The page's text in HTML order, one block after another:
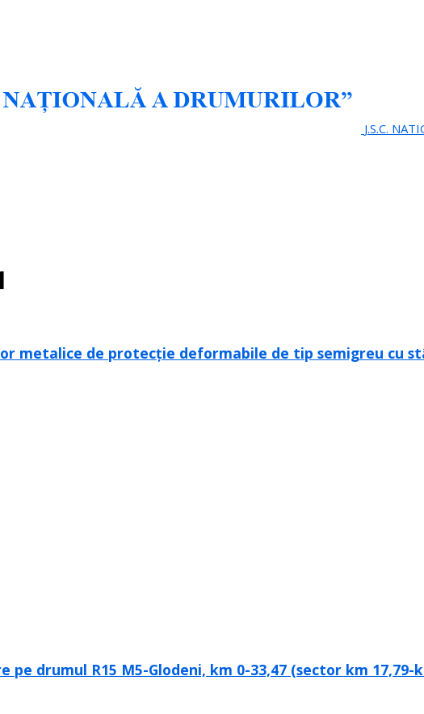
J.S.C.
metalice de protecție deformabile de tip semigreu cu
drumul R15 M5-Glodeni, km 0-33,47 (sector km 17,79-